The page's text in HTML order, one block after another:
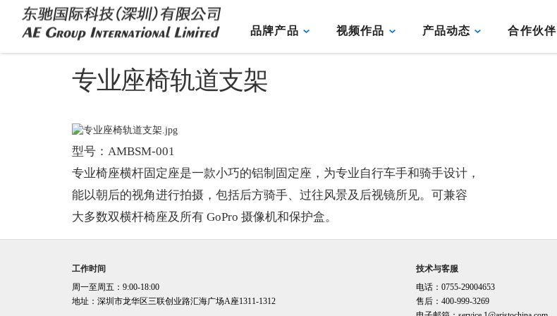
品牌产品 视频作品 产品动态 合作伙伴
专业座椅轨道支架
型号：AMBSM-001
专业椅座横杆固定座是一款小巧的铝制固定座，为专业自行车手和骑手设计，
能以朝后的视角进行拍摄，包括后方骑手、过往风景及后视镜所见。可兼容
大多数双横杆椅座及所有 GoPro 摄像机和保护盒。
工作时间
周一至周五：9:00-18:00
地址：深圳市龙华区三联创业路汇海广场A座1311-1312
技术与客服
电话：0755-29004653
售后：400-999-3269